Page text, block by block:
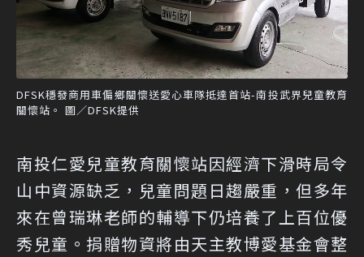
DFSK穩發商用車偏鄉關懷送愛心車隊抵達首站-南投武界兒童教育
關懷站。 圖／DFSK提供
南投仁愛兒童教育關懷站因經濟下滑時局令
山中資源缺乏，兒童問題日趨嚴重，但多年
來在曾瑞琳老師的輔導下仍培養了上百位優
秀兒童。捐贈物資將由天主教博愛基金會整